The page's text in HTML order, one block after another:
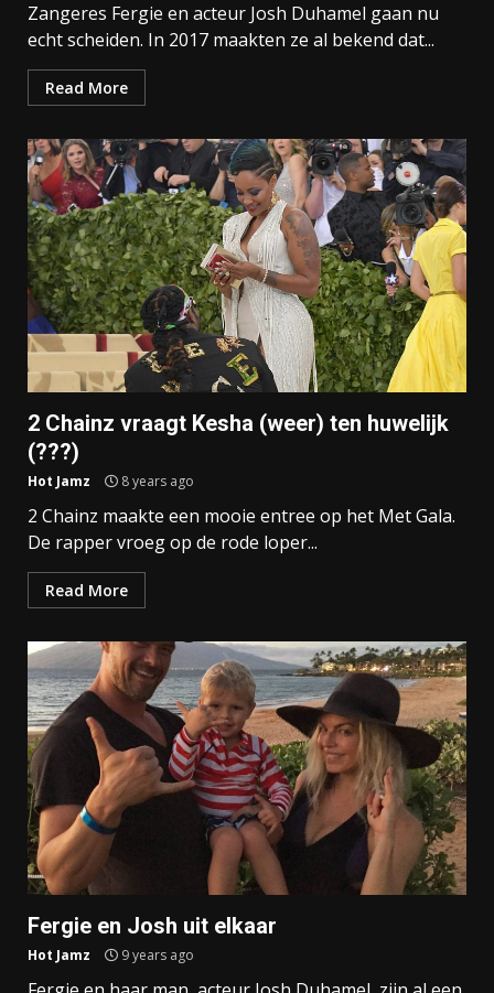
Zangeres Fergie en acteur Josh Duhamel gaan nu
echt scheiden. In 2017 maakten ze al bekend dat...
Read More
2 Chainz vraagt Kesha (weer) ten huwelijk
(???)
Hot Jamz 8 years ago
2 Chainz maakte een mooie entree op het Met Gala.
De rapper vroeg op de rode loper...
Read More
Fergie en Josh uit elkaar
Hot Jamz 9 years ago